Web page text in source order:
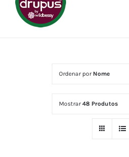
Ordenar por Nome
Mostrar48 Produtos